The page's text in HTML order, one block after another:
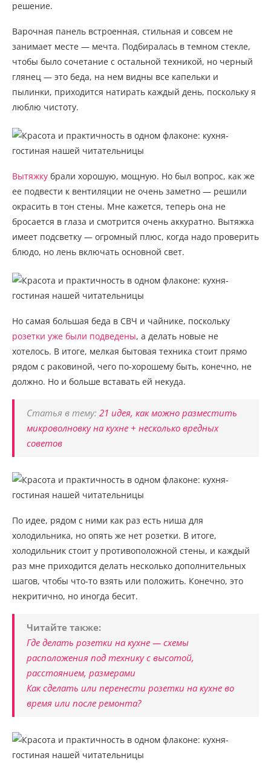
решение.
Варочная панель встроенная, стильная и совсем не
занимает месте — мечта. Подбиралась в темном стекле,
чтобы было сочетание с остальной техникой, но черный
глянец — это беда, на нем видны все капельки и
пылинки, приходится натирать каждый день, поскольку я
люблю чистоту.
Вытяжку брали хорошую, мощную. Но был вопрос, как же
ее подвести к вентиляции не очень заметно — решили
окрасить в тон стены. Мне кажется, теперь она не
бросается в глаза и смотрится очень аккуратно. Вытяжка
имеет подсветку — огромный плюс, когда надо проверить
блюдо, но лень включать основной свет.
Но самая большая беда в СВЧ и чайнике, поскольку
розетки уже были подведены, а делать новые не
хотелось. В итоге, мелкая бытовая техника стоит прямо
рядом с раковиной, чего по-хорошему быть, конечно, не
должно. Но и больше вставать ей некуда.
Статья в тему: 21 идея, как можно разместить
микроволновку на кухне + несколько вредных
советов
По идее, рядом с ними как раз есть ниша для
холодильника, но опять же нет розетки. В итоге,
холодильник стоит у противоположной стены, и каждый
раз мне приходится делать несколько дополнительных
шагов, чтобы что-то взять или положить. Конечно, это
некритично, но иногда бесит.
Читайте также:
Где делать розетки на кухне — схемы
расположения под технику с высотой,
расстоянием, размерами
Как сделать или перенести розетки на кухне во
время или после ремонта?